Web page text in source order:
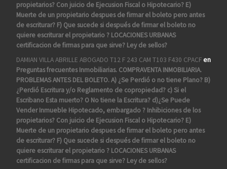
propietarios? Con juicio de Ejecusion Fiscal o Hipotecario? E)
Muerte de un propietario despues de firmar el boleto pero antes
de escriturar? F) Que sucede si después de firmar el boleto no
quiere escriturar el propietario ? LOCACIONES URBANAS
certificacion de firmas para que sirve? Ley de sellos?
DAMIAN VILLA ABRILLE ABOGADO T12 F 243 CAM T103 F430 CPACFen
Preguntas frecuentes Inmobiliarias. COMPRAVENTA INMOBILIARIA.
PROBLEMAS ANTES DEL BOLETO. A) ¿Se Perdió o no tiene Plano? B)
¿Perdió Escritura y/o Reglamento de copropiedad? c) Si el
Escribano Esta muerto? O No tiene la Escritura? d)¿Se Puede
Vender Inmueble Hipotecado, embargado ? Inhibiciones de los
propietarios? Con juicio de Ejecusion Fiscal o Hipotecario? E)
Muerte de un propietario despues de firmar el boleto pero antes
de escriturar? F) Que sucede si después de firmar el boleto no
quiere escriturar el propietario ? LOCACIONES URBANAS
certificacion de firmas para que sirve? Ley de sellos?